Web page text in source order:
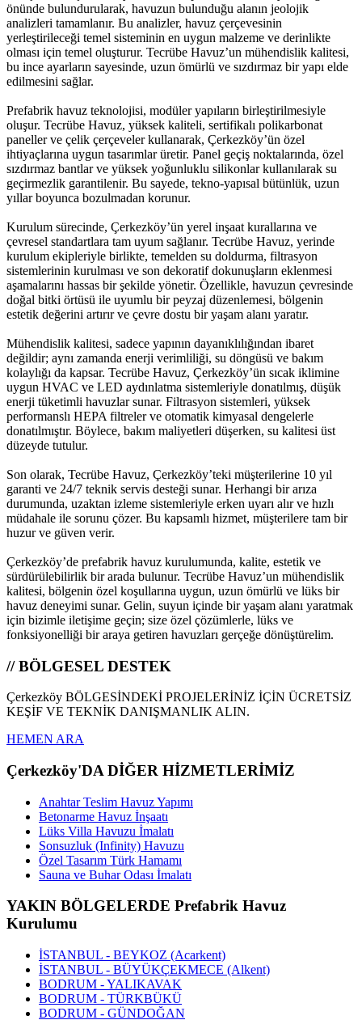
önünde bulundurularak, havuzun bulunduğu alanın jeolojik
analizleri tamamlanır. Bu analizler, havuz çerçevesinin
yerleştirileceği temel sisteminin en uygun malzeme ve derinlikte
olması için temel oluşturur. Tecrübe Havuz’un mühendislik kalitesi,
bu ince ayarların sayesinde, uzun ömürlü ve sızdırmaz bir yapı elde
edilmesini sağlar.
Prefabrik havuz teknolojisi, modüler yapıların birleştirilmesiyle
oluşur. Tecrübe Havuz, yüksek kaliteli, sertifikalı polikarbonat
paneller ve çelik çerçeveler kullanarak, Çerkezköy’ün özel
ihtiyaçlarına uygun tasarımlar üretir. Panel geçiş noktalarında, özel
sızdırmaz bantlar ve yüksek yoğunluklu silikonlar kullanılarak su
geçirmezlik garantilenir. Bu sayede, tekno‑yapısal bütünlük, uzun
yıllar boyunca bozulmadan korunur.
Kurulum sürecinde, Çerkezköy’ün yerel inşaat kurallarına ve
çevresel standartlara tam uyum sağlanır. Tecrübe Havuz, yerinde
kurulum ekipleriyle birlikte, temelden su doldurma, filtrasyon
sistemlerinin kurulması ve son dekoratif dokunuşların eklenmesi
aşamalarını hassas bir şekilde yönetir. Özellikle, havuzun çevresinde
doğal bitki örtüsü ile uyumlu bir peyzaj düzenlemesi, bölgenin
estetik değerini artırır ve çevre dostu bir yaşam alanı yaratır.
Mühendislik kalitesi, sadece yapının dayanıklılığından ibaret
değildir; aynı zamanda enerji verimliliği, su döngüsü ve bakım
kolaylığı da kapsar. Tecrübe Havuz, Çerkezköy’ün sıcak iklimine
uygun HVAC ve LED aydınlatma sistemleriyle donatılmış, düşük
enerji tüketimli havuzlar sunar. Filtrasyon sistemleri, yüksek
performanslı HEPA filtreler ve otomatik kimyasal dengelerle
donatılmıştır. Böylece, bakım maliyetleri düşerken, su kalitesi üst
düzeyde tutulur.
Son olarak, Tecrübe Havuz, Çerkezköy’teki müşterilerine 10 yıl
garanti ve 24/7 teknik servis desteği sunar. Herhangi bir arıza
durumunda, uzaktan izleme sistemleriyle erken uyarı alır ve hızlı
müdahale ile sorunu çözer. Bu kapsamlı hizmet, müşterilere tam bir
huzur ve güven verir.
Çerkezköy’de prefabrik havuz kurulumunda, kalite, estetik ve
sürdürülebilirlik bir arada bulunur. Tecrübe Havuz’un mühendislik
kalitesi, bölgenin özel koşullarına uygun, uzun ömürlü ve lüks bir
havuz deneyimi sunar. Gelin, suyun içinde bir yaşam alanı yaratmak
için bizimle iletişime geçin; size özel çözümlerle, lüks ve
fonksiyonelliği bir araya getiren havuzları gerçeğe dönüştürelim.
// BÖLGESEL DESTEK
Çerkezköy BÖLGESİNDEKİ PROJELERİNİZ İÇİN ÜCRETSİZ
KEŞİF VE TEKNİK DANIŞMANLIK ALIN.
HEMEN ARA
Çerkezköy'DA DİĞER HİZMETLERİMİZ
Anahtar Teslim Havuz Yapımı
Betonarme Havuz İnşaatı
Lüks Villa Havuzu İmalatı
Sonsuzluk (Infinity) Havuzu
Özel Tasarım Türk Hamamı
Sauna ve Buhar Odası İmalatı
YAKIN BÖLGELERDE Prefabrik Havuz
Kurulumu
İSTANBUL - BEYKOZ (Acarkent)
İSTANBUL - BÜYÜKÇEKMECE (Alkent)
BODRUM - YALIKAVAK
BODRUM - TÜRKBÜKÜ
BODRUM - GÜNDOĞAN